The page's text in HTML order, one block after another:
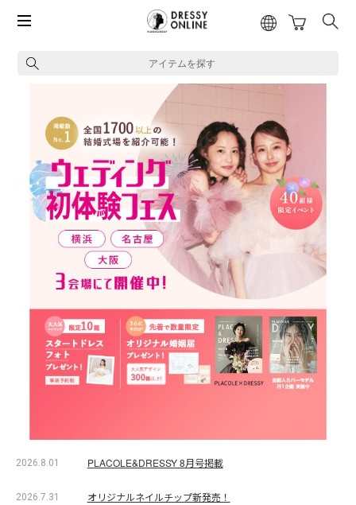
アイテムを探す
2026.8.01 PLACOLE&DRESSY 8月号掲載
2026.7.31 オリジナルネイルチップ新発売！